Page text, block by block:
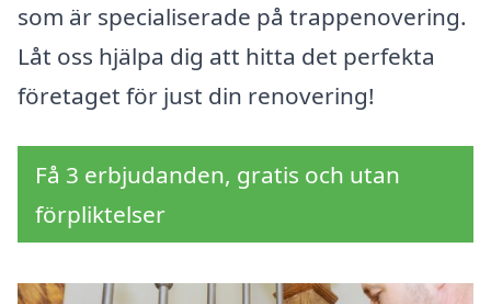
som är specialiserade på trappenovering.
Låt oss hjälpa dig att hitta det perfekta
företaget för just din renovering!
Få 3 erbjudanden, gratis och utan
förpliktelser